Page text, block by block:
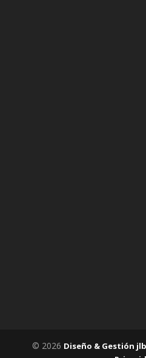
© 2026 Diseño & Gestión